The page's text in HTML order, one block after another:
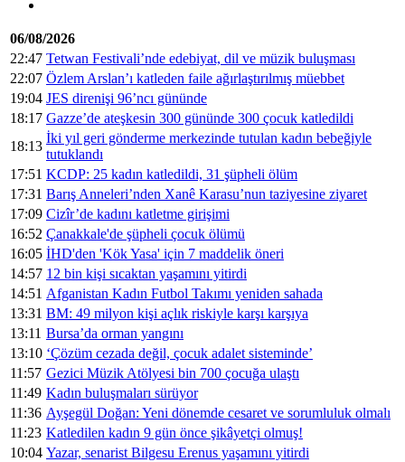
06/08/2026
22:47 Tetwan Festivali’nde edebiyat, dil ve müzik buluşması
22:07 Özlem Arslan’ı katleden faile ağırlaştırılmış müebbet
19:04 JES direnişi 96’ncı gününde
18:17 Gazze’de ateşkesin 300 gününde 300 çocuk katledildi
18:13
İki yıl geri gönderme merkezinde tutulan kadın bebeğiyle
tutuklandı
17:51 KCDP: 25 kadın katledildi, 31 şüpheli ölüm
17:31 Barış Anneleri’nden Xanê Karasu’nun taziyesine ziyaret
17:09 Cizîr’de kadını katletme girişimi
16:52 Çanakkale'de şüpheli çocuk ölümü
16:05 İHD'den 'Kök Yasa' için 7 maddelik öneri
14:57 12 bin kişi sıcaktan yaşamını yitirdi
14:51 Afganistan Kadın Futbol Takımı yeniden sahada
13:31 BM: 49 milyon kişi açlık riskiyle karşı karşıya
13:11 Bursa’da orman yangını
13:10 ‘Çözüm cezada değil, çocuk adalet sisteminde’
11:57 Gezici Müzik Atölyesi bin 700 çocuğa ulaştı
11:49 Kadın buluşmaları sürüyor
11:36 Ayşegül Doğan: Yeni dönemde cesaret ve sorumluluk olmalı
11:23 Katledilen kadın 9 gün önce şikâyetçi olmuş!
10:04 Yazar, senarist Bilgesu Erenus yaşamını yitirdi